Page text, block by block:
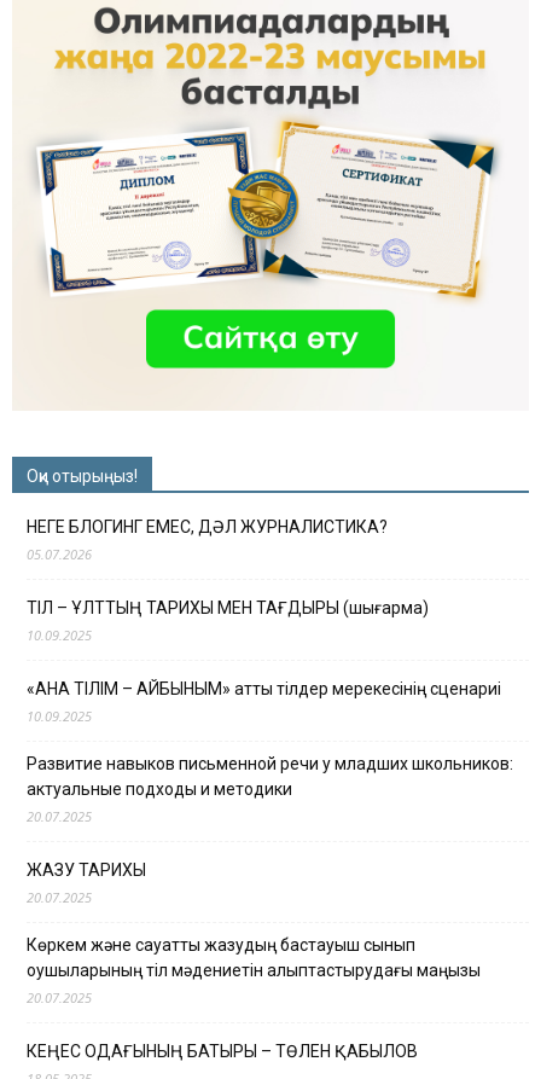
Оқи отырыңыз!
НЕГЕ БЛОГИНГ ЕМЕС, ДӘЛ ЖУРНАЛИСТИКА?
05.07.2026
ТІЛ – ҰЛТТЫҢ ТАРИХЫ МЕН ТАҒДЫРЫ (шығарма)
10.09.2025
«АНА ТІЛІМ – АЙБЫНЫМ» атты тілдер мерекесінің сценариі
10.09.2025
Развитие навыков письменной речи у младших школьников:
актуальные подходы и методики
20.07.2025
ЖАЗУ ТАРИХЫ
20.07.2025
Көркем және сауатты жазудың бастауыш сынып
оқушыларының тіл мәдениетін қалыптастырудағы маңызы
20.07.2025
КЕҢЕС ОДАҒЫНЫҢ БАТЫРЫ – ТӨЛЕН ҚАБЫЛОВ